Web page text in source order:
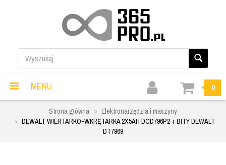
MENU 0
Strona główna
Elektronarzędzia i maszyny
DEWALT WIERTARKO-WKRĘTARKA 2X5AH DCD796P2 + BITY DEWALT
DT7969